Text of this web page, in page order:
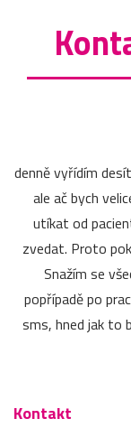
denně vyřídím
ale ač bych
utíkat od
zvedat. Proto
Snažím se
popřípadě po
sms, hned jak to
Kontakt